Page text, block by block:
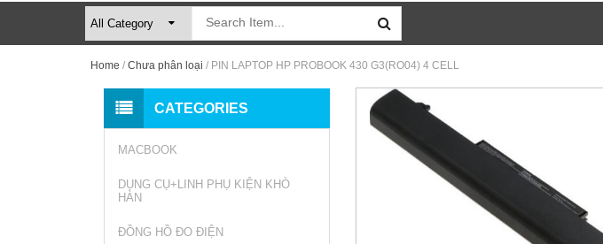
Home / Chưa phân loại / PIN LAPTOP HP PROBOOK 430 G3(RO04) 4 CELL
CATEGORIES
MACBOOK
DỤNG CỤ+LINH PHỤ KIỆN KHÒ
HÀN
ĐỒNG HỒ ĐO ĐIỆN